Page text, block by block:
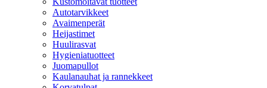
Autotarvikkeet
Avaimenperät
Heijastimet
Huulirasvat
Hygieniatuotteet
Juomapullot
Kaulanauhat ja rannekkeet